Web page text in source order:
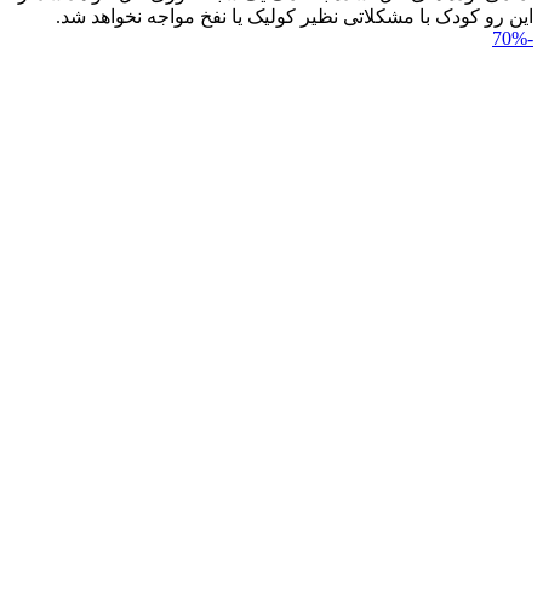
این رو کودک با مشکلاتی نظیر کولیک یا نفخ مواجه نخواهد شد.
-70%